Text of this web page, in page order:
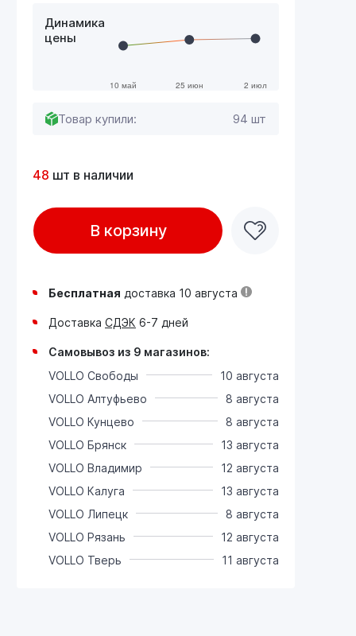
Динамика
цены
Товар купили: 94 шт
48 шт в наличии
В корзину
Бесплатная доставка 10 августа
Доставка СДЭК 6-7 дней
Самовывоз из 9 магазинов:
VOLLO Свободы
10 августа
VOLLO Алтуфьево
8 августа
VOLLO Кунцево
8 августа
VOLLO Брянск
13 августа
VOLLO Владимир
12 августа
VOLLO Калуга
13 августа
VOLLO Липецк
8 августа
VOLLO Рязань
12 августа
VOLLO Тверь
11 августа